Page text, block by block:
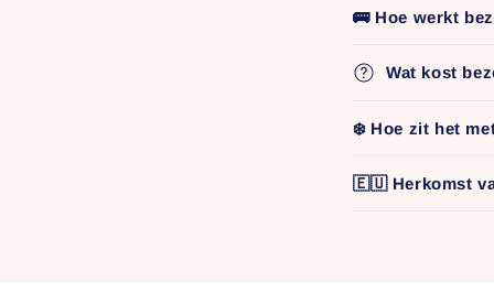
I
k
l
p
🚌 Hoe werkt
Wat kost
❄️ Hoe zit het
🇪🇺 Herkomst